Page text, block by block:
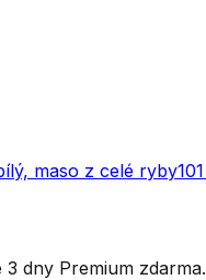
maso z celé ryby101
dny Premium zdarma.